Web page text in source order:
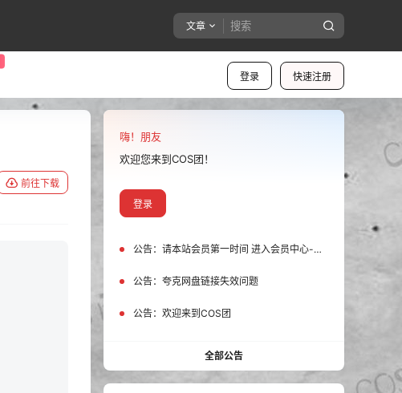
文章
登录 快速注册
前往下载
嗨！朋友
欢迎您来到COS团！
登录
公告： 请本站会员第一时间 进入会员中心-我的设置中为您的账号绑定邮箱!
公告： 夸克网盘链接失效问题
公告： 欢迎来到COS团
全部公告